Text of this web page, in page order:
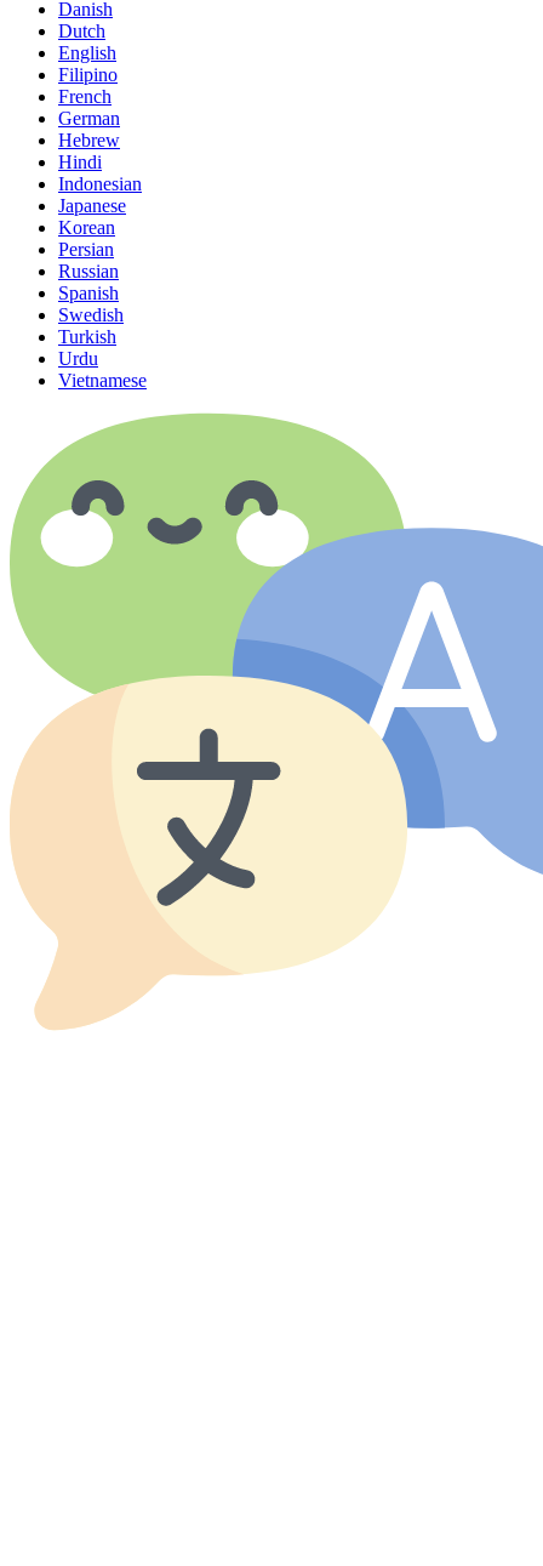
Danish
Dutch
English
Filipino
French
German
Hebrew
Hindi
Indonesian
Japanese
Korean
Persian
Russian
Spanish
Swedish
Turkish
Urdu
Vietnamese